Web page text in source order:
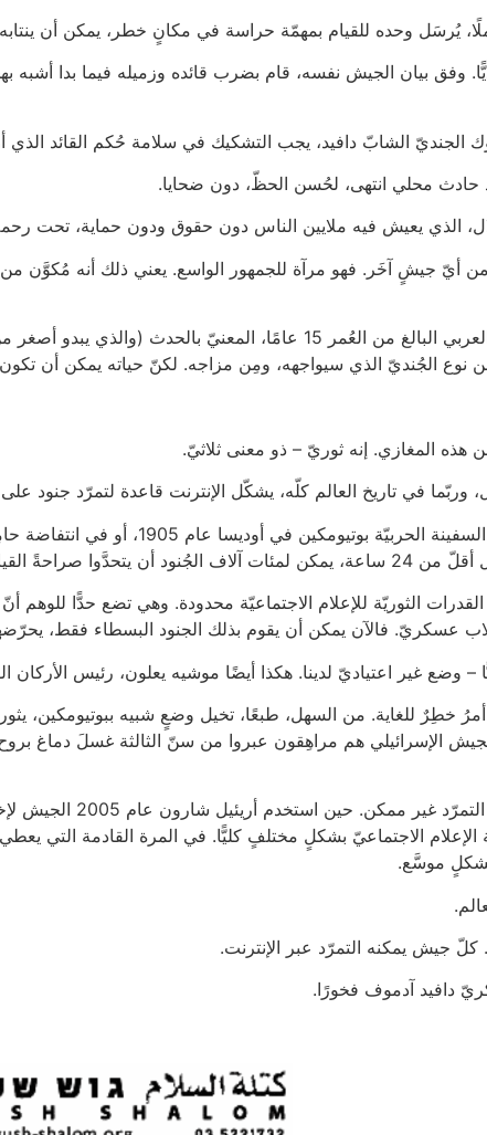
يُرسَل وحده للقيام بمهمّة حراسة في مكانٍ خطر، يمكن أن ينتابه
وفق بيان الجيش نفسه، قام بضرب قائده وزميله فيما بدا
الجنديّ الشابّ دافيد، يجب التشكيك في سلامة حُكم القائد الذي
حادث محلي انتهى، لحُسن الحظّ، دون ضحايا.
الذي يعيش فيه ملايين الناس دون حقوق ودون حماية، تحت
أيّ جيشٍ آخَر. فهو مرآة للجمهور الواسع. يعني ذلك أنه مُكوَّن من
كان صُهيب أبو نجمة، الشاب العربي البالغ من العُمر 15
نوع الجُنديّ الذي سيواجهه، ومِن مزاجه. لكنّ حياته يمكن أن
هذه المغازي. إنه ثوريّ – ذو معنى ثلاثيّ.
وربّما في تاريخ العالم كلّه، يشكّل الإنترنت قاعدة لتمرّد جنود
ويحوِّلوا الجيش إلى أداةٍ فارغة.
القدرات الثوريّة للإعلام الاجتماعيّة محدودة. وهي تضع حدًّا
عسكريّ. فالآن يمكن أن يقوم بذلك الجنود البسطاء فقط،
– وضع غير اعتياديّ لدينا. هكذا أيضًا موشيه يعلون، رئيس
خطِرٌ للغاية. من السهل، طبعًا، تخيل وضعٍ شبيه ببوتيومكين،
الإسرائيلي هم مراهِقون عبروا من سنّ الثالثة غسلَ دماغ
حتّى هذا
الاجتماعيّ بشكلٍ مختلفٍ كليًّا. في المرة القادمة التي
بشكلٍ موسَّع.
كلّ جيش يمكنه التمرّد عبر الإنترنت.
دافيد آدموف فخورًا.